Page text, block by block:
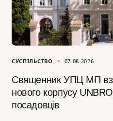
СУСПІЛЬСТВО 07.08.2026
Священник УПЦ МП
нового корпусу
посадовців